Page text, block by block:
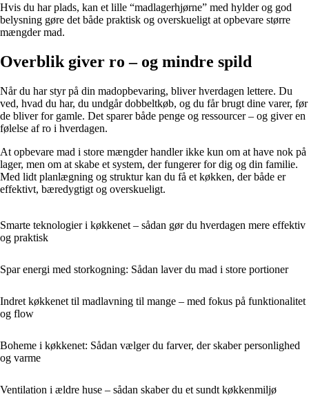
Hvis du har plads, kan et lille “madlagerhjørne” med hylder og god
belysning gøre det både praktisk og overskueligt at opbevare større
mængder mad.
Overblik giver ro – og mindre spild
Når du har styr på din madopbevaring, bliver hverdagen lettere. Du
ved, hvad du har, du undgår dobbeltkøb, og du får brugt dine varer, før
de bliver for gamle. Det sparer både penge og ressourcer – og giver en
følelse af ro i hverdagen.
At opbevare mad i store mængder handler ikke kun om at have nok på
lager, men om at skabe et system, der fungerer for dig og din familie.
Med lidt planlægning og struktur kan du få et køkken, der både er
effektivt, bæredygtigt og overskueligt.
Smarte teknologier i køkkenet – sådan gør du hverdagen mere effektiv
og praktisk
Spar energi med storkogning: Sådan laver du mad i store portioner
Indret køkkenet til madlavning til mange – med fokus på funktionalitet
og flow
Boheme i køkkenet: Sådan vælger du farver, der skaber personlighed
og varme
Ventilation i ældre huse – sådan skaber du et sundt køkkenmiljø